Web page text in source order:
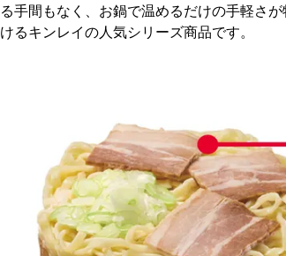
る手間もなく、お鍋で温めるだけの手軽さ
けるキンレイの人気シリーズ商品です。